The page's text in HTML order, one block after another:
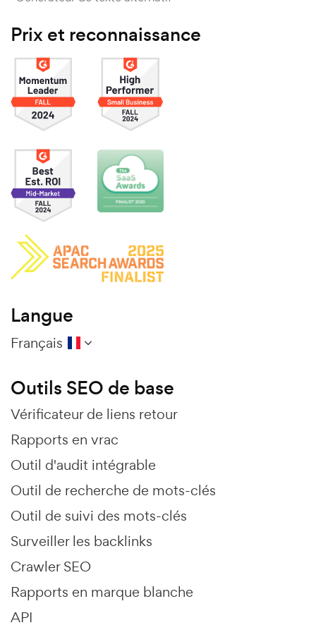
Prix et reconnaissance
Langue
Français
Outils SEO de base
Vérificateur de liens retour
Rapports en vrac
Outil d'audit intégrable
Outil de recherche de mots-clés
Outil de suivi des mots-clés
Surveiller les backlinks
Crawler SEO
Rapports en marque blanche
API